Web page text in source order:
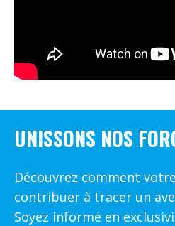
UNISSONS NOS
Découvrez comment
contribuer à tracer un
Soyez informé en